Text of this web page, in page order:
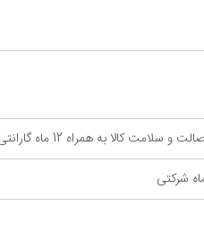
سلامت کالا به همراه 12 ماه گارانتی